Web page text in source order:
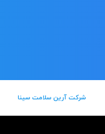
شرکت آرین سلامت سینا